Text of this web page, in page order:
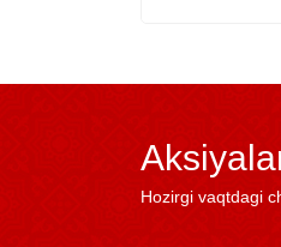
Hozirgi vaqtdagi